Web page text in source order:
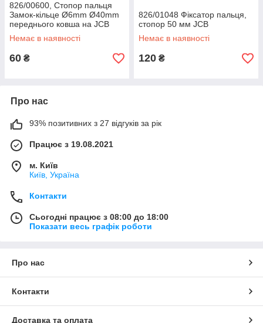
826/00600, Стопор пальця
Замок-кільце Ø6mm Ø40mm
переднього ковша на JCB
3CX 4CX
Немає в наявності
60 ₴
826/01048 Фіксатор пальця,
стопор 50 мм JCB
Немає в наявності
120 ₴
Про нас
93% позитивних з 27 відгуків за рік
Працює з 19.08.2021
м. Київ
Київ, Україна
Контакти
Сьогодні працює з 08:00 до 18:00
Показати весь графік роботи
Про нас
Контакти
Доставка та оплата